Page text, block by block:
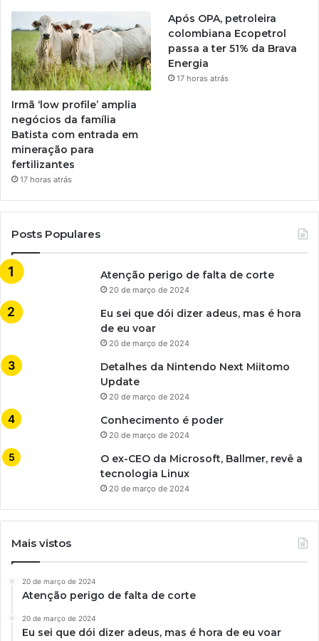
Irmã ‘low profile’ amplia
negócios da família
Batista com entrada em
mineração para
fertilizantes
17 horas atrás
Após OPA, petroleira
colombiana Ecopetrol
passa a ter 51% da Brava
Energia
17 horas atrás
Posts Populares
Atenção perigo de falta de corte
20 de março de 2024
Eu sei que dói dizer adeus, mas é hora
de eu voar
20 de março de 2024
Detalhes da Nintendo Next Miitomo
Update
20 de março de 2024
Conhecimento é poder
20 de março de 2024
O ex-CEO da Microsoft, Ballmer, revê a
tecnologia Linux
20 de março de 2024
Mais vistos
20 de março de 2024
Atenção perigo de falta de corte
20 de março de 2024
Eu sei que dói dizer adeus, mas é hora de eu voar